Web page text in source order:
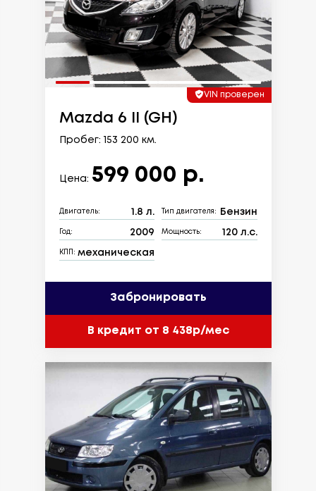
VIN проверен
Mazda 6 II (GH)
Пробег: 153 200 км.
Цена: 599 000 р.
Двигатель: 1.8 л. Тип двигателя: Бензин
Год: 2009 Мощность: 120 л.с.
КПП: механическая
Забронировать
В кредит от 8 438р/мес